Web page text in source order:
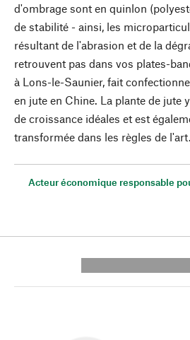
d'ombrage sont en quinlon
de stabilité - ainsi, les
résultant de l'abrasion et de la
retrouvent pas dans vos plates-
à Lons-le-Saunier, fait
en jute en Chine. La plante de jute
de croissance idéales et est
transformée dans les règles de l'art.
Acteur économique responsable